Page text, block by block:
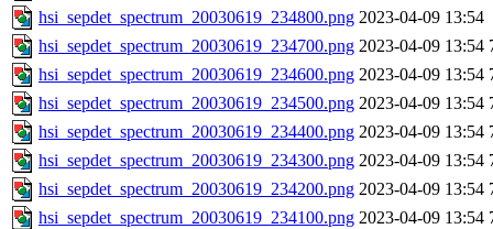
hsi_sepdet_spectrum_20030619_234800.png 2023-04-09 13:54
hsi_sepdet_spectrum_20030619_234700.png 2023-04-09 13:54
hsi_sepdet_spectrum_20030619_234600.png 2023-04-09 13:54
hsi_sepdet_spectrum_20030619_234500.png 2023-04-09 13:54
hsi_sepdet_spectrum_20030619_234400.png 2023-04-09 13:54
hsi_sepdet_spectrum_20030619_234300.png 2023-04-09 13:54
hsi_sepdet_spectrum_20030619_234200.png 2023-04-09 13:54
hsi_sepdet_spectrum_20030619_234100.png 2023-04-09 13:54